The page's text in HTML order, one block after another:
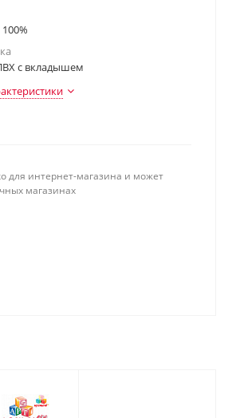
с вкладышем
для интернет-магазина и может
магазинах